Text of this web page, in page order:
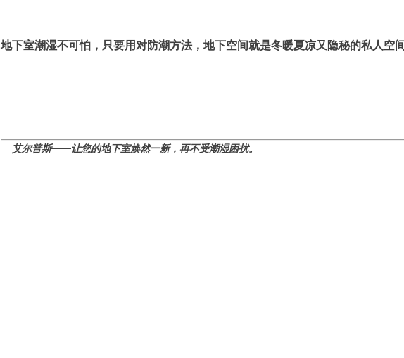
地下室潮湿不可怕，只要用对防潮方法，地下空间就是冬暖夏凉又隐秘的私人空
艾尔普斯——让您的地下室焕然一新，再不受潮湿困扰。